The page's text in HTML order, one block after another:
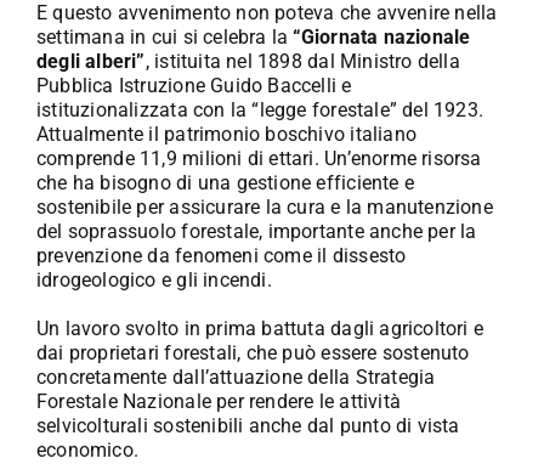
E questo avvenimento non poteva che avvenire nella
settimana in cui si celebra la“Giornata nazionale
degli alberi”, istituita nel 1898 dal Ministro della
Pubblica Istruzione Guido Baccelli e
istituzionalizzata con la “legge forestale” del 1923.
Attualmente il patrimonio boschivo italiano
comprende 11,9 milioni di ettari. Un’enorme risorsa
che ha bisogno di una gestione efficiente e
sostenibile per assicurare la cura e la manutenzione
del soprassuolo forestale, importante anche per la
prevenzione da fenomeni come il dissesto
idrogeologico e gli incendi.
Un lavoro svolto in prima battuta dagli agricoltori e
dai proprietari forestali, che può essere sostenuto
concretamente dall’attuazione della Strategia
Forestale Nazionale per rendere le attività
selvicolturali sostenibili anche dal punto di vista
economico.